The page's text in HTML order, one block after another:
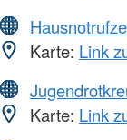
Karte: Link
Karte: Link